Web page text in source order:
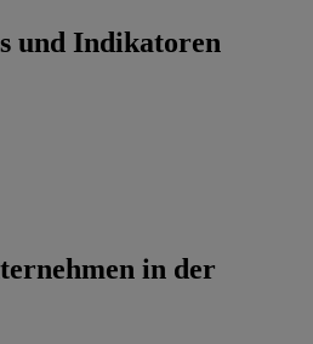
und Indikatoren
in der